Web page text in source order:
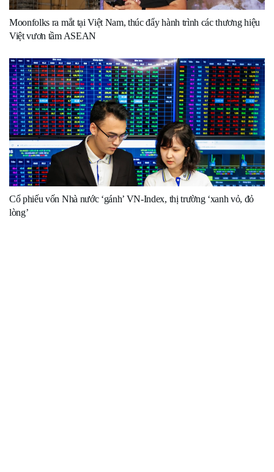
Moonfolks ra mắt tại Việt Nam, thúc đẩy hành trình các thương hiệu
Việt vươn tầm ASEAN
Cổ phiếu vốn Nhà nước ‘gánh’ VN-Index, thị trường ‘xanh vỏ, đỏ
lòng’